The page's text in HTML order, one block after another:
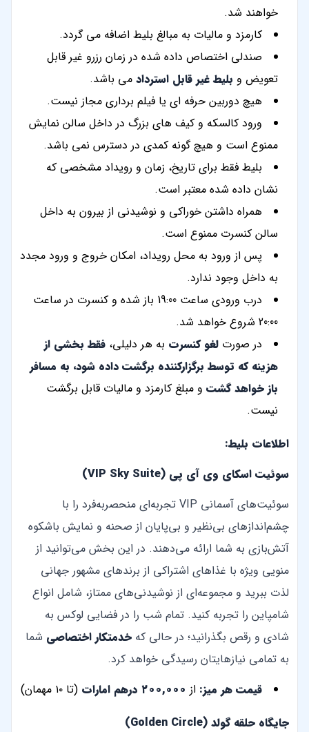
خواهند شد.
کارمزد و مالیات به مبالغ بلیط اضافه می گردد.
صندلی اختصاص داده شده در زمان رزرو غیر قابل
تعویض و بلیط غیر قابل استرداد می باشد.
هیچ دوربین حرفه ای یا فیلم برداری مجاز نیست.
ورود کالسکه و کیف های بزرگ در داخل سالن نمایش
ممنوع است و هیچ گونه کمدی در دسترس نمی باشد.
بلیط فقط برای تاریخ، زمان و رویداد مشخصی که
نشان داده شده معتبر است.
همراه داشتن خوراکی و نوشیدنی از بیرون به داخل
سالن کنسرت ممنوع است.
پس از ورود به محل رویداد، امکان خروج و ورود مجدد
به داخل وجود ندارد.
درب ورودی ساعت 19:00 باز شده و کنسرت در ساعت
20:00 شروع خواهد شد.
در صورت لغو کنسرت به هر دلیلی، فقط بخشی از
هزینه که توسط برگزارکننده برگشت داده شود، به مسافر
باز خواهد گشت و مبلغ کارمزد و مالیات قابل برگشت
نیست.
اطلاعات بلیط:
سوئیت اسکای وی آی پی (VIP Sky Suite)
سوئیت‌های آسمانی VIP تجربه‌ای منحصربه‌فرد را با
چشم‌اندازهای بی‌نظیر و بی‌پایان از صحنه و نمایش باشکوه
آتش‌بازی به شما ارائه می‌دهند. در این بخش می‌توانید از
منویی ویژه با غذاهای اشتراکی از برندهای مشهور جهانی
لذت ببرید و مجموعه‌ای از نوشیدنی‌های ممتاز، شامل انواع
شامپاین را تجربه کنید. تمام شب را در فضایی لوکس به
شادی و رقص بگذرانید؛ در حالی که خدمتکار اختصاصی شما
به تمامی نیازهایتان رسیدگی خواهد کرد.
قیمت هر میز: از ۲۰۰,۰۰۰ درهم امارات
(تا ۱۰ مهمان)
جایگاه حلقه گولد (Golden Circle)